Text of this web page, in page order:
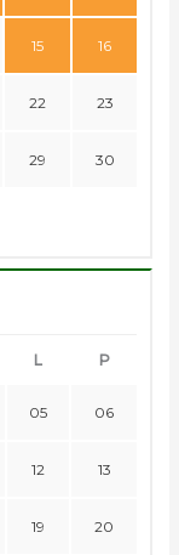
15 16
22 23
29 30
L P
05 06
12 13
19 20